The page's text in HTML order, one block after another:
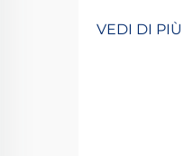
VEDI DI PIÙ